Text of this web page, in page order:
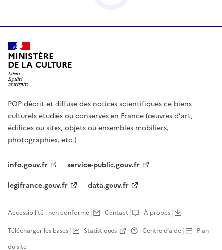
MINISTÈRE
DE LA CULTURE
POP décrit et diffuse des notices scientifiques de biens
culturels étudiés ou conservés en France (œuvres d'art,
édifices ou sites, objets ou ensembles mobiliers,
photographies, etc.)
info.gouv.fr
service-public.gouv.fr
legifrance.gouv.fr
data.gouv.fr
Accessibilité : non conforme Contact
À propos
Télécharger les bases
Statistiques Centre d’aide
Plan
du site